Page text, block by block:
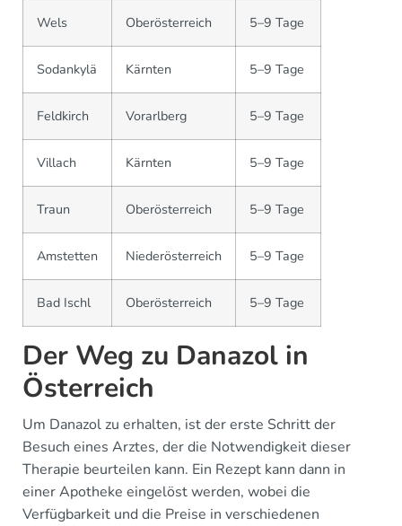
Wels Oberösterreich 5–9 Tage
Sodankylä Kärnten 5–9 Tage
Feldkirch Vorarlberg 5–9 Tage
Villach Kärnten 5–9 Tage
Traun Oberösterreich 5–9 Tage
Amstetten Niederösterreich 5–9 Tage
Bad Ischl Oberösterreich 5–9 Tage
Der Weg zu Danazol in
Österreich
Um Danazol zu erhalten, ist der erste Schritt der
Besuch eines Arztes, der die Notwendigkeit dieser
Therapie beurteilen kann. Ein Rezept kann dann in
einer Apotheke eingelöst werden, wobei die
Verfügbarkeit und die Preise in verschiedenen